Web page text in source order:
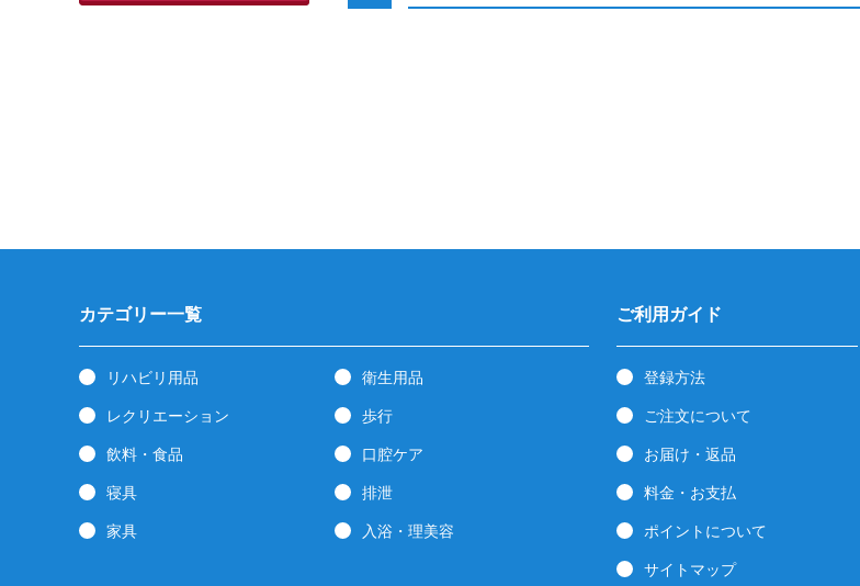
カテゴリー一覧
リハビリ用品 衛生用品
レクリエーション 歩行
飲料・食品 口腔ケア
寝具 排泄
家具 入浴・理美容
ご利用ガイド
登録方法
ご注文について
お届け・返品
料金・お支払
ポイントについて
サイトマップ